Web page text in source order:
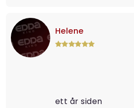
Helene
ett år siden